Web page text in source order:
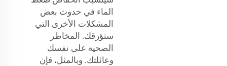
الماء في حدوث بعض
المشكلات الأخرى التي
ستؤرقك. المخاطر
الصحية على نفسك
وعائلتك. وبالمثل، فإن